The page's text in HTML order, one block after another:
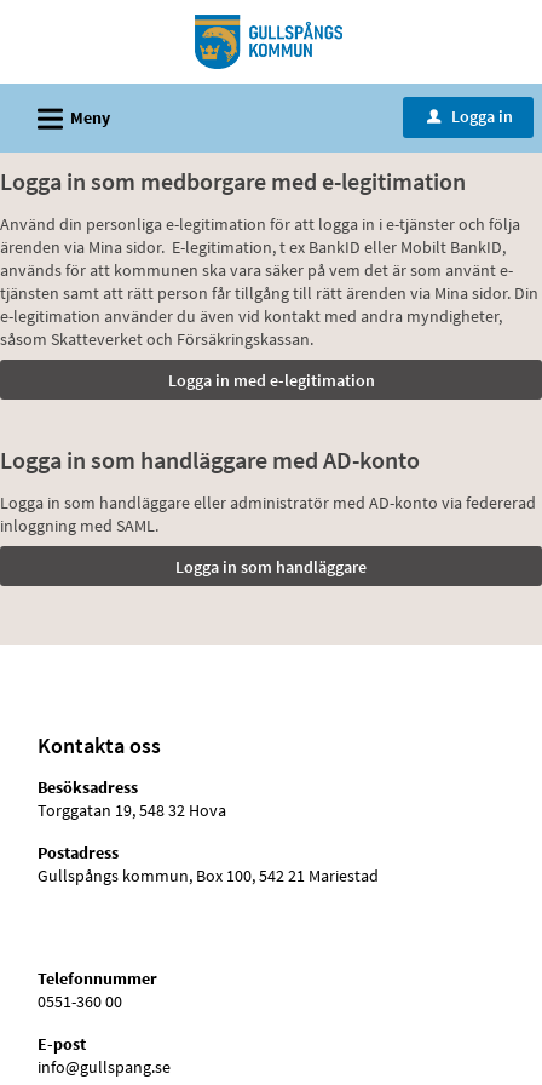
tjänster
Gullspångs
kommun
L Meny u Logga in
Logga in som medborgare med e-legitimation
Använd din personliga e-legitimation för att logga in i e-tjänster och följa
ärenden via Mina sidor. E-legitimation, t ex BankID eller Mobilt BankID,
används för att kommunen ska vara säker på vem det är som använt e-
tjänsten samt att rätt person får tillgång till rätt ärenden via Mina sidor. Din
e-legitimation använder du även vid kontakt med andra myndigheter,
såsom Skatteverket och Försäkringskassan.
Logga in som handläggare med AD-konto
Logga in som handläggare eller administratör med AD-konto via federerad
inloggning med SAML.
Kontakta oss
Besöksadress
Torggatan 19, 548 32 Hova
Postadress
Gullspångs kommun, Box 100, 542 21 Mariestad
Telefonnummer
0551-360 00
E-post
info@gullspang.se